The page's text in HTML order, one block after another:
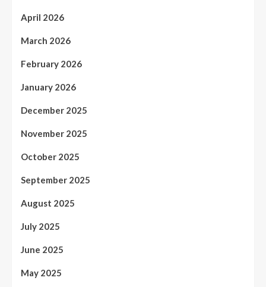
April 2026
March 2026
February 2026
January 2026
December 2025
November 2025
October 2025
September 2025
August 2025
July 2025
June 2025
May 2025